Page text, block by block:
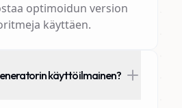
optimoidun version
käyttäen.
käyttö ilmainen?